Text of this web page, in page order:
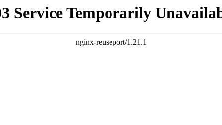
Service Temporarily
nginx-reuseport/1.21.1